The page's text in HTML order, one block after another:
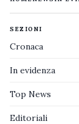
SEZIONI
Cronaca
In evidenza
Top News
Editoriali